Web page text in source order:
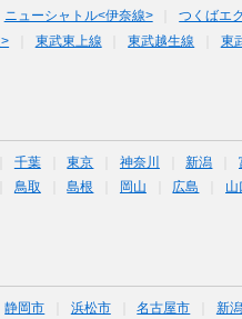
ニューシャトル<伊奈線> つくばエ
東武東上線 東武越生線
東
千葉 東京 神奈川 新潟
鳥取 島根 岡山 広島 山
静岡市 浜松市 名古屋市 新